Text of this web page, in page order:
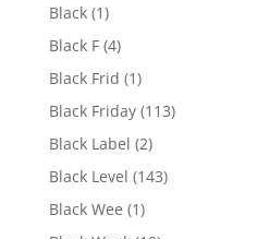
Black (1)
Black F (4)
Black Frid (1)
Black Friday (113)
Black Label (2)
Black Level (143)
Black Wee (1)